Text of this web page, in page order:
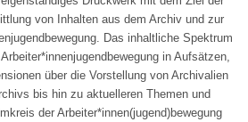
von Inhalten aus dem Archiv und zur
Das inhaltliche Spektrum
in Aufsätzen,
über die Vorstellung von Archivalien
bis hin zu aktuelleren Themen und
der Arbeiter*innen(jugend)bewegung